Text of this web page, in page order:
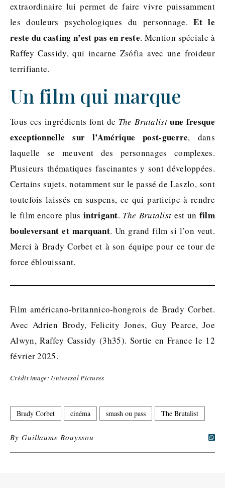
extraordinaire lui permet de faire vivre puissamment
les douleurs psychologiques du personnage.Et le
reste du casting n’est pas en reste. Mention spéciale à
Raffey Cassidy, qui incarne Zsófia avec une froideur
terrifiante.
Un film qui marque
Tous ces ingrédients font de The Brutalist une fresque
exceptionnelle sur l’Amérique post-guerre, dans
laquelle se meuvent des personnages complexes.
Plusieurs thématiques fascinantes y sont développées.
Certains sujets, notamment sur le passé de Laszlo, sont
toutefois laissés en suspens, ce qui participe à rendre
le film encore plusintrigant. The Brutalist est un film
bouleversant et marquant. Un grand film si l’on veut.
Merci à Brady Corbet et à son équipe pour ce tour de
force éblouissant.
Film américano-britannico-hongrois de Brady Corbet.
Avec Adrien Brody, Felicity Jones, Guy Pearce, Joe
Alwyn, Raffey Cassidy (3h35). Sortie en France le 12
février 2025.
Crédit image: Universal Pictures
Brady Corbet cinéma smash ou pass The Brutalist
ByGuillaume Bouyssou